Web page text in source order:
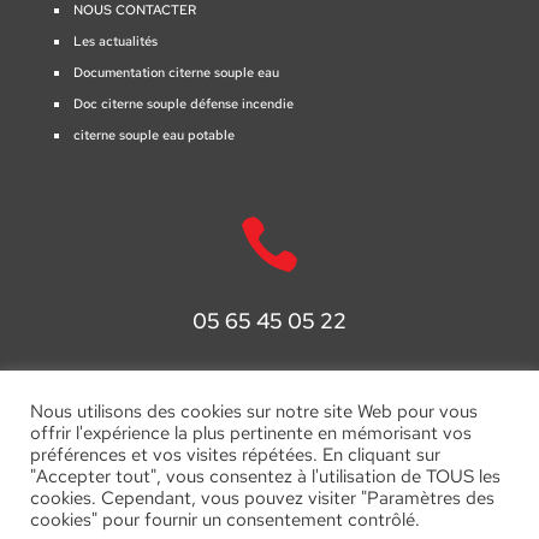
NOUS CONTACTER
Les actualités
Documentation citerne souple eau
Doc citerne souple défense incendie
citerne souple eau potable

05 65 45 05 22

contact@bache-toile.fr
Nous utilisons des cookies sur notre site Web pour vous
offrir l'expérience la plus pertinente en mémorisant vos
préférences et vos visites répétées. En cliquant sur
"Accepter tout", vous consentez à l'utilisation de TOUS les
cookies. Cependant, vous pouvez visiter "Paramètres des
cookies" pour fournir un consentement contrôlé.